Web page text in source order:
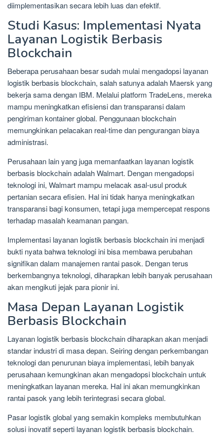
diimplementasikan secara lebih luas dan efektif.
Studi Kasus: Implementasi Nyata
Layanan Logistik Berbasis
Blockchain
Beberapa perusahaan besar sudah mulai mengadopsi layanan
logistik berbasis blockchain, salah satunya adalah Maersk yang
bekerja sama dengan IBM. Melalui platform TradeLens, mereka
mampu meningkatkan efisiensi dan transparansi dalam
pengiriman kontainer global. Penggunaan blockchain
memungkinkan pelacakan real-time dan pengurangan biaya
administrasi.
Perusahaan lain yang juga memanfaatkan layanan logistik
berbasis blockchain adalah Walmart. Dengan mengadopsi
teknologi ini, Walmart mampu melacak asal-usul produk
pertanian secara efisien. Hal ini tidak hanya meningkatkan
transparansi bagi konsumen, tetapi juga mempercepat respons
terhadap masalah keamanan pangan.
Implementasi layanan logistik berbasis blockchain ini menjadi
bukti nyata bahwa teknologi ini bisa membawa perubahan
signifikan dalam manajemen rantai pasok. Dengan terus
berkembangnya teknologi, diharapkan lebih banyak perusahaan
akan mengikuti jejak para pionir ini.
Masa Depan Layanan Logistik
Berbasis Blockchain
Layanan logistik berbasis blockchain diharapkan akan menjadi
standar industri di masa depan. Seiring dengan perkembangan
teknologi dan penurunan biaya implementasi, lebih banyak
perusahaan kemungkinan akan mengadopsi blockchain untuk
meningkatkan layanan mereka. Hal ini akan memungkinkan
rantai pasok yang lebih terintegrasi secara global.
Pasar logistik global yang semakin kompleks membutuhkan
solusi inovatif seperti layanan logistik berbasis blockchain.